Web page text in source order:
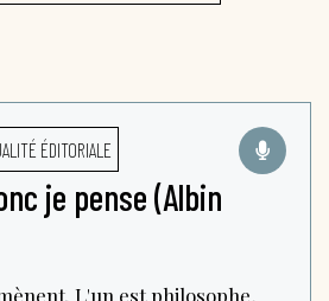
ÉDITORIALE
je pense (Albin
L'un est philosophe,